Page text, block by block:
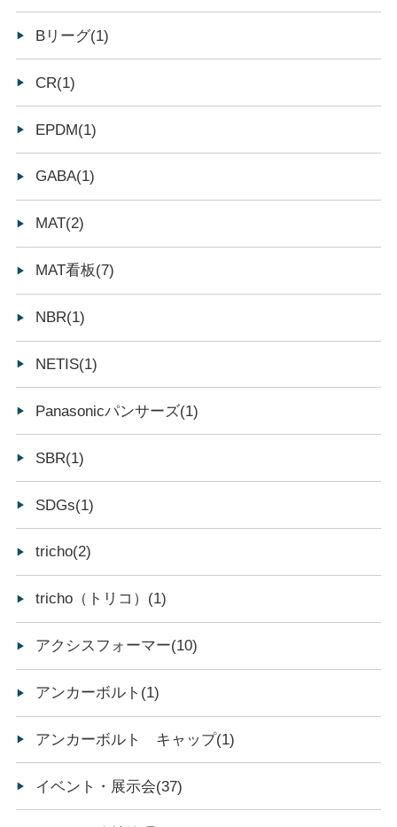
Bリーグ(1)
CR(1)
EPDM(1)
GABA(1)
MAT(2)
MAT看板(7)
NBR(1)
NETIS(1)
Panasonicパンサーズ(1)
SBR(1)
SDGs(1)
tricho(2)
tricho（トリコ）(1)
アクシスフォーマー(10)
アンカーボルト(1)
アンカーボルト キャップ(1)
イベント・展示会(37)